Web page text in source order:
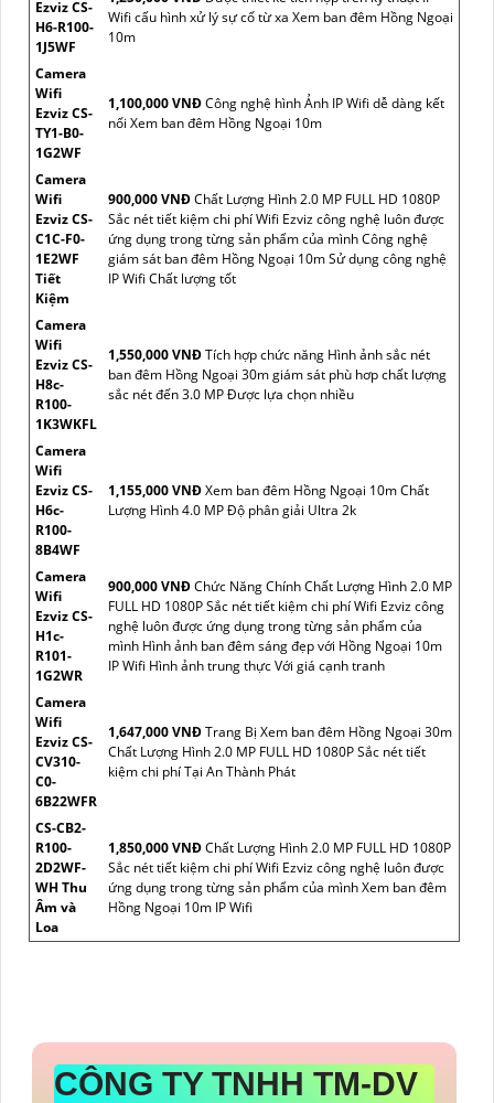
Ezviz CS-
H6-R100-
1J5WF
Wifi cấu hình xử lý sự cố từ xa Xem ban đêm Hồng Ngoại
10m
Camera
Wifi
Ezviz CS-
TY1-B0-
1G2WF
1,100,000 VNĐCông nghệ hình Ảnh IP Wifi dễ dàng kết
nối Xem ban đêm Hồng Ngoại 10m
Camera
Wifi
Ezviz CS-
C1C-F0-
1E2WF
Tiết
Kiệm
900,000 VNĐChất Lượng Hình 2.0 MP FULL HD 1080P
Sắc nét tiết kiệm chi phí Wifi Ezviz công nghệ luôn được
ứng dụng trong từng sản phẩm của mình Công nghệ
giám sát ban đêm Hồng Ngoại 10m Sử dụng công nghệ
IP Wifi Chất lượng tốt
Camera
Wifi
Ezviz CS-
H8c-
R100-
1K3WKFL
1,550,000 VNĐTích hợp chức năng Hình ảnh sắc nét
ban đêm Hồng Ngoại 30m giám sát phù hơp chất lượng
sắc nét đến 3.0 MP Được lựa chọn nhiều
Camera
Wifi
Ezviz CS-
H6c-
R100-
8B4WF
1,155,000 VNĐXem ban đêm Hồng Ngoại 10m Chất
Lượng Hình 4.0 MP Độ phân giải Ultra 2k
Camera
Wifi
Ezviz CS-
H1c-
R101-
1G2WR
900,000 VNĐChức Năng Chính Chất Lượng Hình 2.0 MP
FULL HD 1080P Sắc nét tiết kiệm chi phí Wifi Ezviz công
nghệ luôn được ứng dụng trong từng sản phẩm của
mình Hình ảnh ban đêm sáng đẹp với Hồng Ngoại 10m
IP Wifi Hình ảnh trung thực Với giá cạnh tranh
Camera
Wifi
Ezviz CS-
CV310-
C0-
6B22WFR
1,647,000 VNĐTrang Bị Xem ban đêm Hồng Ngoại 30m
Chất Lượng Hình 2.0 MP FULL HD 1080P Sắc nét tiết
kiệm chi phí Tại An Thành Phát
CS-CB2-
R100-
2D2WF-
WH Thu
Âm và
Loa
1,850,000 VNĐChất Lượng Hình 2.0 MP FULL HD 1080P
Sắc nét tiết kiệm chi phí Wifi Ezviz công nghệ luôn được
ứng dụng trong từng sản phẩm của mình Xem ban đêm
Hồng Ngoại 10m IP Wifi
CÔNG TY TNHH TM-DV